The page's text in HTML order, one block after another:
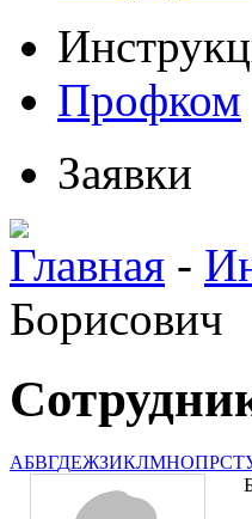
Профком
Заявки
Главная -
Борисович
АБВГДЕЖЗИКЛМНОПРСТ